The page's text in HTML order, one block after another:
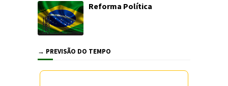
Reforma Política
→ PREVISÃO DO TEMPO